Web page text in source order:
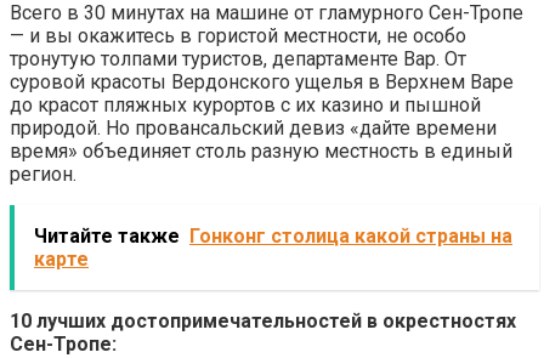
Всего в 30 минутах на машине от гламурного Сен-Тропе
— и вы окажитесь в гористой местности, не особо
тронутую толпами туристов, департаменте Вар. От
суровой красоты Вердонского ущелья в Верхнем Варе
до красот пляжных курортов с их казино и пышной
природой. Но провансальский девиз «дайте времени
время» объединяет столь разную местность в единый
регион.
Читайте также Гонконг столица какой страны на
карте
10 лучших достопримечательностей в окрестностях
Сен-Тропе: